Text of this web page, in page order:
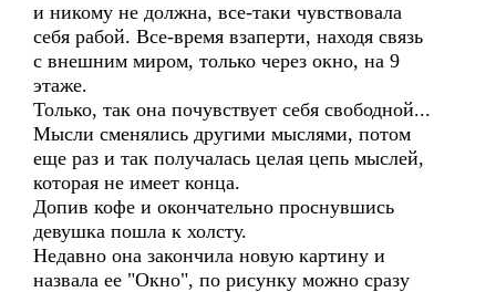
и никому не должна, все-таки чувствовала
себя рабой. Все-время взаперти, находя связь
с внешним миром, только через окно, на 9
этаже.
Только, так она почувствует себя свободной...
Мысли сменялись другими мыслями, потом
еще раз и так получалась целая цепь мыслей,
которая не имеет конца.
Допив кофе и окончательно проснувшись
девушка пошла к холсту.
Недавно она закончила новую картину и
назвала ее "Окно", по рисунку можно сразу